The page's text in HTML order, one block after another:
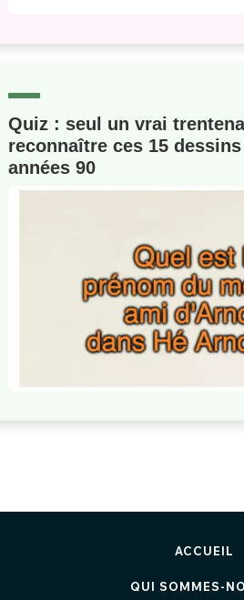
Quiz : seul un vrai
reconnaître ces 15
années 90
ACCUEIL
QUI SOMMES-